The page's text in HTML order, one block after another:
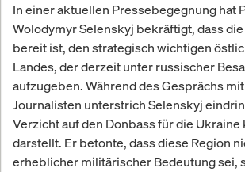
In einer aktuellen Pressebegegnung hat
Wolodymyr Selenskyj bekräftigt, dass
bereit ist, den strategisch wichtigen
Landes, der derzeit unter russischer
aufzugeben. Während des Gesprächs
Journalisten unterstrich Selenskyj
Verzicht auf den Donbass für die
darstellt. Er betonte, dass diese Region
erheblicher militärischer Bedeutung sei,